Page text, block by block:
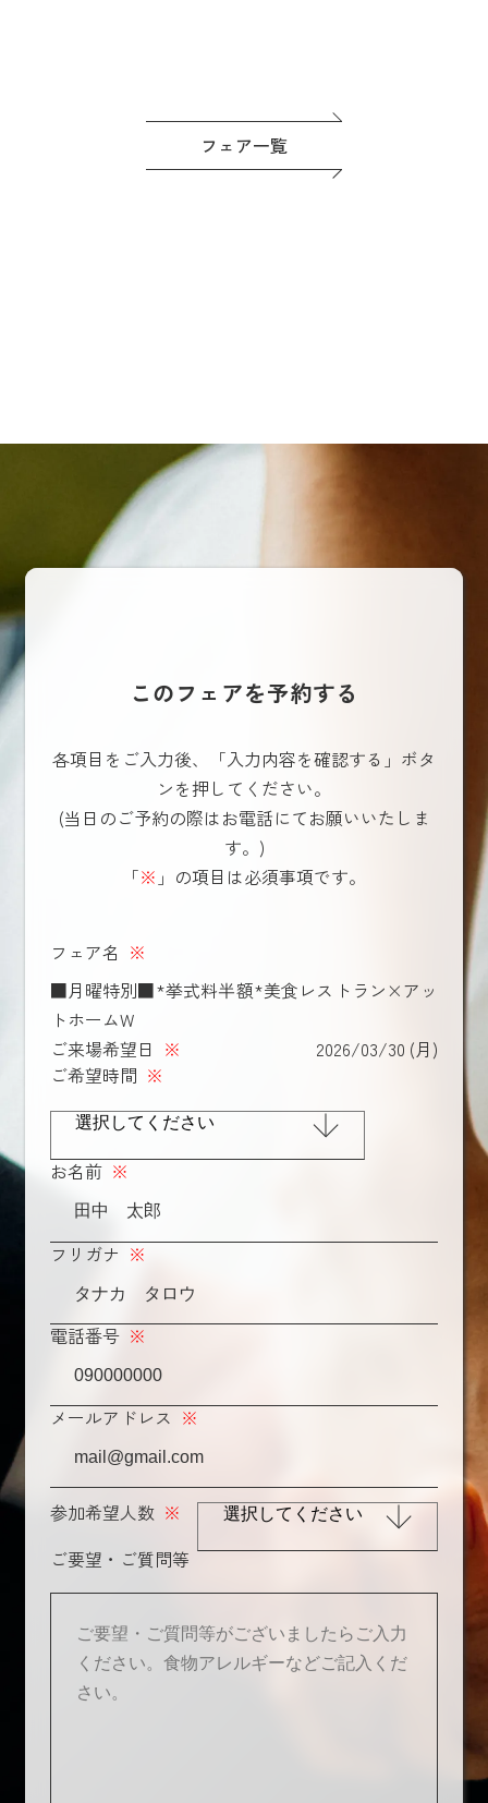
フェア一覧
このフェアを予約する
各項目をご入力後、「入力内容を確認する」ボタ
ンを押してください。
(当日のご予約の際はお電話にてお願いいたしま
す。)
「※ 」の項目は必須事項です。
フェア名 ※
■月曜特別■*挙式料半額*美食レストラン×アッ
トホームW
ご来場希望日 ※
2026/03/30 (月)
ご希望時間 ※
お名前 ※
フリガナ ※
電話番号 ※
メールアドレス ※
参加希望人数 ※
ご要望・ご質問等